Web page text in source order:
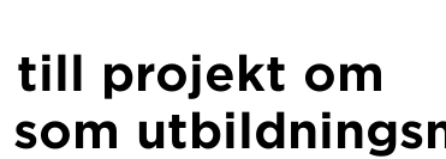
till projekt om